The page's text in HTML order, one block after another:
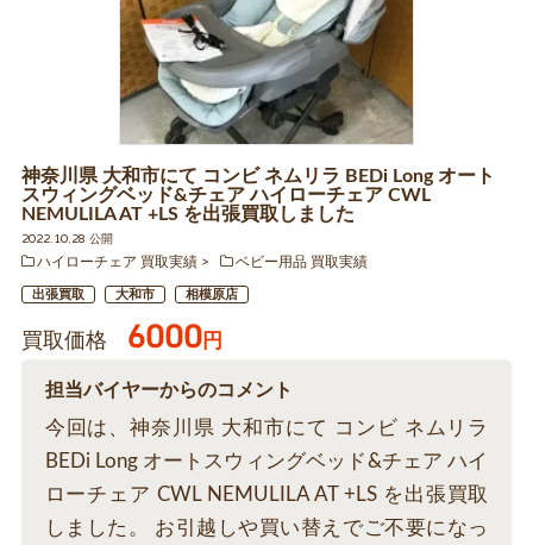
神奈川県 大和市にて コンビ ネムリラ BEDi Long オート
スウィングベッド&チェア ハイローチェア CWL
NEMULILA AT +LS を出張買取しました
2022.10.28 公開
ハイローチェア 買取実績
ベビー用品 買取実績
出張買取 大和市 相模原店
買取価格 6000円
担当バイヤーからのコメント
今回は、神奈川県 大和市にて コンビ ネムリラ
BEDi Long オートスウィングベッド&チェア ハイ
ローチェア CWL NEMULILA AT +LS を出張買取
しました。 お引越しや買い替えでご不要になっ